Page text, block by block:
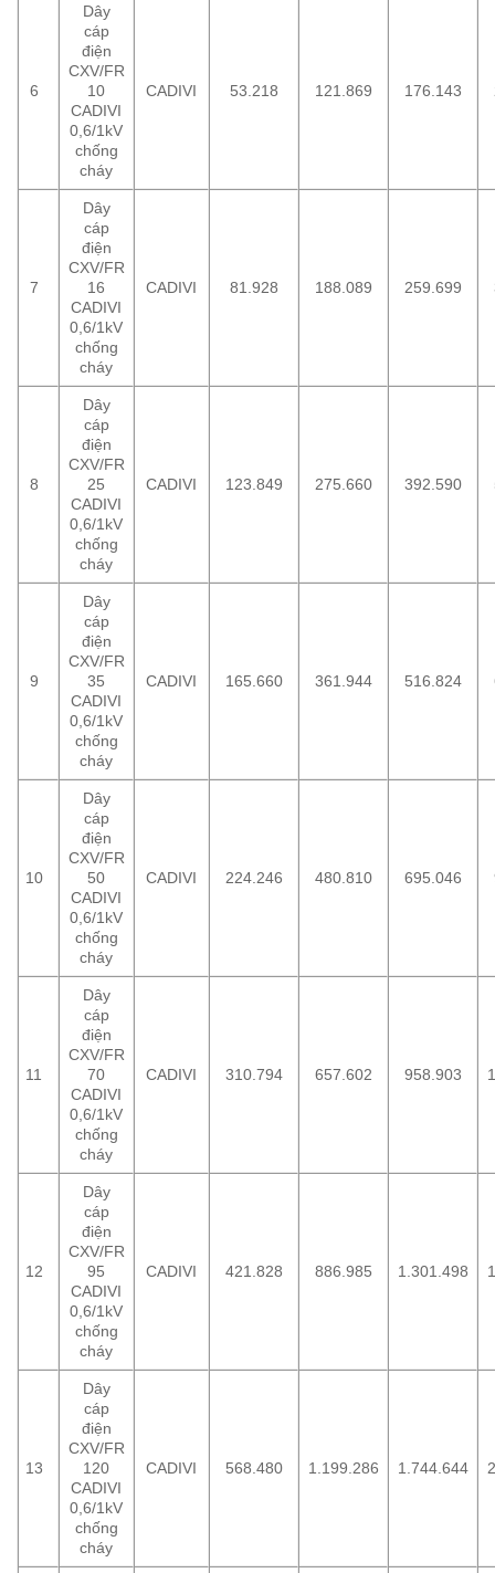
6
Dây
cáp
điện
CXV/FR
10
CADIVI
0,6/1kV
chống
cháy
CADIVI 53.218 121.869 176.143
7
Dây
cáp
điện
CXV/FR
16
CADIVI
0,6/1kV
chống
cháy
CADIVI 81.928 188.089 259.699
8
Dây
cáp
điện
CXV/FR
25
CADIVI
0,6/1kV
chống
cháy
CADIVI 123.849 275.660 392.590
9
Dây
cáp
điện
CXV/FR
35
CADIVI
0,6/1kV
chống
cháy
CADIVI 165.660 361.944 516.824
10
Dây
cáp
điện
CXV/FR
50
CADIVI
0,6/1kV
chống
cháy
CADIVI 224.246 480.810 695.046
11
Dây
cáp
điện
CXV/FR
70
CADIVI
0,6/1kV
chống
cháy
CADIVI 310.794 657.602 958.903
12
Dây
cáp
điện
CXV/FR
95
CADIVI
0,6/1kV
chống
cháy
CADIVI 421.828 886.985 1.301.498
13
Dây
cáp
điện
CXV/FR
120
CADIVI
0,6/1kV
chống
cháy
CADIVI 568.480 1.199.286 1.744.644